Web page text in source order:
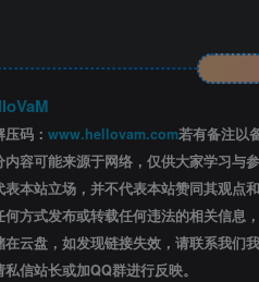
码： www.hellovam.com若有备注以
容可能来源于网络，仅供大家学习与
本站立场，并不代表本站赞同其观点
方式发布或转载任何违法的相关信息
云盘，如发现链接失效，请联系我们
信站长或加QQ群进行反映。